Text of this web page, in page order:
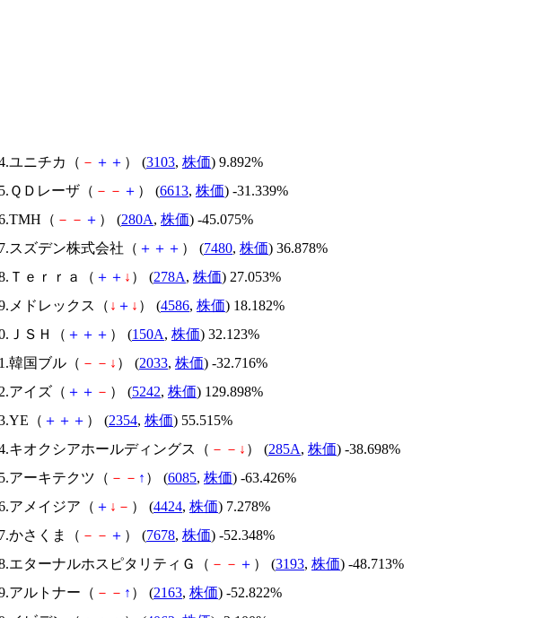
ユニチカ（ － ＋ ＋ ） (3103, 株価) 9.892%
ＱＤレーザ（ － － ＋ ） (6613, 株価) -31.339%
（ － － ＋ ） (280A, 株価) -45.075%
スズデン株式会社（ ＋ ＋ ＋ ） (7480, 株価) 36.878%
Ｔｅｒｒａ（ ＋ ＋ ↓ ） (278A, 株価) 27.053%
メドレックス（ ↓ ＋ ↓ ） (4586, 株価) 18.182%
ＪＳＨ（ ＋ ＋ ＋ ） (150A, 株価) 32.123%
韓国ブル（ － － ↓ ） (2033, 株価) -32.716%
アイズ（ ＋ ＋ － ） (5242, 株価) 129.898%
（ ＋ ＋ ＋ ） (2354, 株価) 55.515%
キオクシアホールディングス（ － － ↓ ） (285A, 株価) -38.698%
アーキテクツ（ － － ↑ ） (6085, 株価) -63.426%
アメイジア（ ＋ ↓ － ） (4424, 株価) 7.278%
かさくま（ － － ＋ ） (7678, 株価) -52.348%
エターナルホスピタリティＧ（ － － ＋ ） (3193, 株価) -48.713%
アルトナー（ － － ↑ ） (2163, 株価) -52.822%